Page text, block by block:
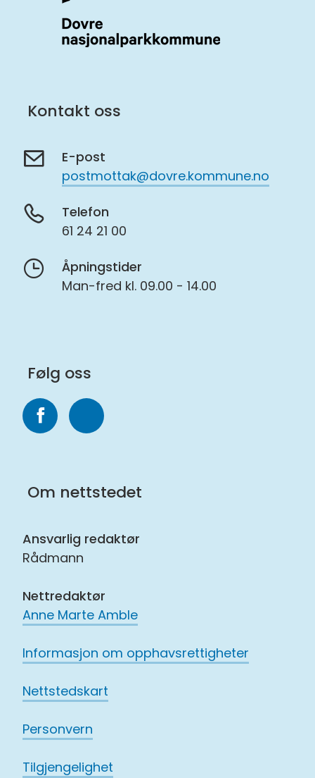
Kontakt oss
E-post
postmottak@dovre.kommune.no
Telefon
61 24 21 00
Åpningstider
Man-fred kl. 09.00 - 14.00
Følg oss
FacebookInstagram
Om nettstedet
Ansvarlig redaktør
Rådmann
Nettredaktør
Anne Marte Amble
Informasjon om opphavsrettigheter
Nettstedskart
Personvern
Tilgjengelighet